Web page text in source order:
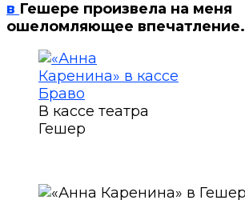
в Гешере произвела на меня
ошеломляющее впечатление.
В кассе театра
Гешер